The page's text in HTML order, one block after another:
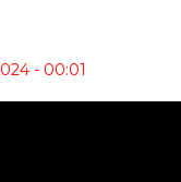
- 00:01